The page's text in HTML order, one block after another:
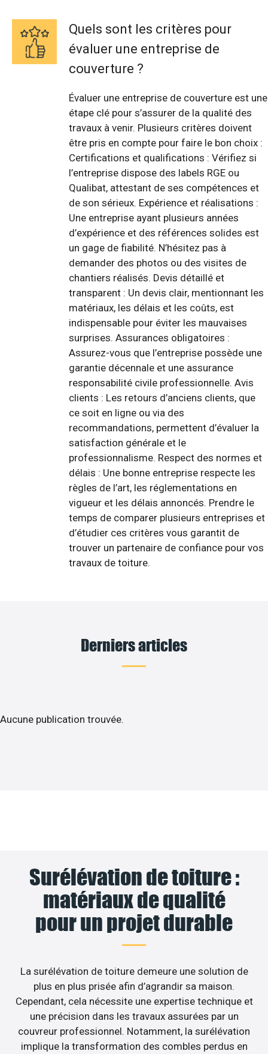
Quels sont les critères pour
évaluer une entreprise de
couverture ?
Évaluer une entreprise de couverture est une
étape clé pour s’assurer de la qualité des
travaux à venir. Plusieurs critères doivent
être pris en compte pour faire le bon choix :
Certifications et qualifications : Vérifiez si
l’entreprise dispose des labels RGE ou
Qualibat, attestant de ses compétences et
de son sérieux. Expérience et réalisations :
Une entreprise ayant plusieurs années
d’expérience et des références solides est
un gage de fiabilité. N’hésitez pas à
demander des photos ou des visites de
chantiers réalisés. Devis détaillé et
transparent : Un devis clair, mentionnant les
matériaux, les délais et les coûts, est
indispensable pour éviter les mauvaises
surprises. Assurances obligatoires :
Assurez-vous que l’entreprise possède une
garantie décennale et une assurance
responsabilité civile professionnelle. Avis
clients : Les retours d’anciens clients, que
ce soit en ligne ou via des
recommandations, permettent d’évaluer la
satisfaction générale et le
professionnalisme. Respect des normes et
délais : Une bonne entreprise respecte les
règles de l’art, les réglementations en
vigueur et les délais annoncés. Prendre le
temps de comparer plusieurs entreprises et
d’étudier ces critères vous garantit de
trouver un partenaire de confiance pour vos
travaux de toiture.
Derniers articles
Aucune publication trouvée.
Surélévation de toiture :
matériaux de qualité
pour un projet durable
La surélévation de toiture demeure une solution de
plus en plus prisée afin d’agrandir sa maison.
Cependant, cela nécessite une expertise technique et
une précision dans les travaux assurées par un
couvreur professionnel. Notamment, la surélévation
implique la transformation des combles perdus en